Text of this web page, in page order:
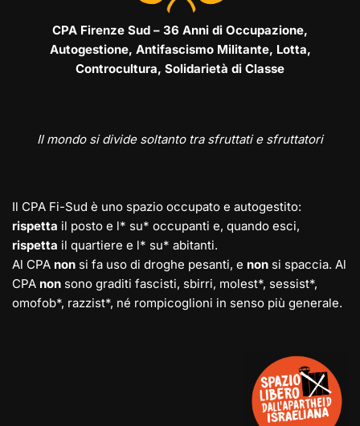
CPA Firenze Sud – 36 Anni di Occupazione,
Autogestione, Antifascismo Militante, Lotta,
Controcultura, Solidarietà di Classe
Il mondo si divide soltanto tra sfruttati e sfruttatori
Il CPA Fi-Sud è uno spazio occupato e autogestito:
rispetta il posto e l* su* occupanti e, quando esci,
rispetta il quartiere e l* su* abitanti.
Al CPA non si fa uso di droghe pesanti, e non si spaccia. Al
CPA non sono graditi fascisti, sbirri, molest*, sessist*,
omofob*, razzist*, né rompicoglioni in senso più generale.